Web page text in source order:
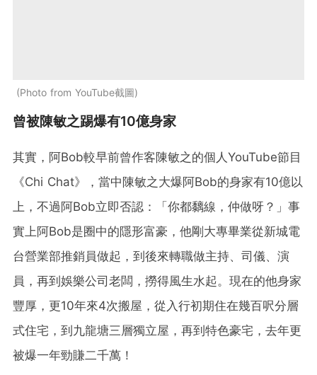
Photo from YouTube截圖
曾被陳敏之踢爆有10億身家
其實，阿Bob較早前曾作客陳敏之的個人YouTube節目
《Chi Chat》，當中陳敏之大爆阿Bob的身家有10億以
上，不過阿Bob立即否認：「你都黐線，仲做呀？」事
實上阿Bob是圈中的隱形富豪，他剛大專畢業從新城電
台營業部推銷員做起，到後來轉職做主持、司儀、演
員，再到娛樂公司老闆，撈得風生水起。現在的他身家
豐厚，更10年來4次搬屋，從入行初期住在幾百呎分層
式住宅，到九龍塘三層獨立屋，再到特色豪宅，去年更
被爆一年勁賺二千萬！